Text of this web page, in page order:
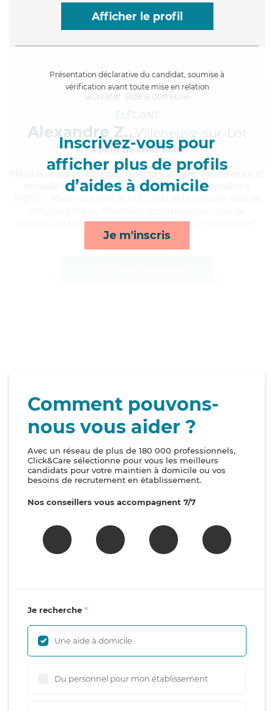
Afficher le profil
Présentation déclarative du candidat, soumise à
vérification avant toute mise en relation
Inscrivez-vous pour
afficher plus de profils
d’aides à domicile
Je m'inscris
ÉLÉGANT
Alexandre Z., Villeneuve-sur-Lot
à 5km de chez Vous
, gai et intuitive, Alexandre a 4 ans d'expérience et
possède un diplôme d'Assistante De Vie Dépendance
courses/livraison, repas, surveillance de nuit et activités*
Comment pouvons-
nous vous aider ?
Avec un réseau de plus de 180 000 professionnels,
Click&Care sélectionne pour vous les meilleurs
candidats pour votre maintien à domicile ou vos
besoins de recrutement en établissement.
Nos conseillers vous accompagnent 7/7
Je recherche
Une aide à domicile
Du personnel pour mon établissement